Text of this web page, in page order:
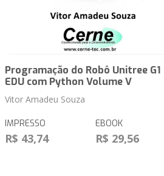
Programação do Robô Unitree G1
EDU com Python Volume V
Vitor Amadeu Souza
IMPRESSO
R$ 43,74
EBOOK
R$ 29,56